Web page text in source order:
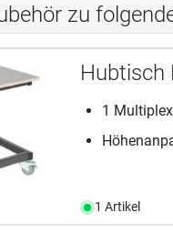
zu
Hubtisch
1
1 Artikel